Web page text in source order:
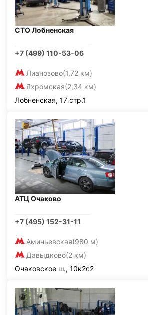
СТО Лобненская
+7 (499) 110-53-06
Лианозово(1,72 км)
Яхромская(2,34 км)
Лобненская, 17 стр.1
АТЦ Очаково
+7 (495) 152-31-11
Аминьевская(980 м)
Давыдково(2 км)
Очаковское ш., 10к2с2